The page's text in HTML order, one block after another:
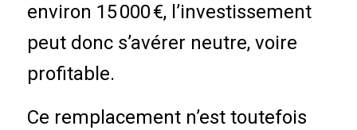
environ 15 000 €, l’investissement
peut donc s’avérer neutre, voire
profitable.
Ce remplacement n’est toutefois